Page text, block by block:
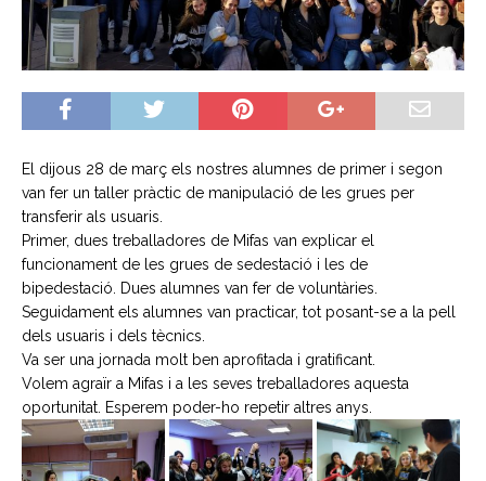
El dijous 28 de març els nostres alumnes de primer i segon
van fer un taller pràctic de manipulació de les grues per
transferir als usuaris.
Primer, dues treballadores de Mifas van explicar el
funcionament de les grues de sedestació i les de
bipedestació. Dues alumnes van fer de voluntàries.
Seguidament els alumnes van practicar, tot posant-se a la pell
dels usuaris i dels tècnics.
Va ser una jornada molt ben aprofitada i gratificant.
Volem agraïr a Mifas i a les seves treballadores aquesta
oportunitat. Esperem poder-ho repetir altres anys.